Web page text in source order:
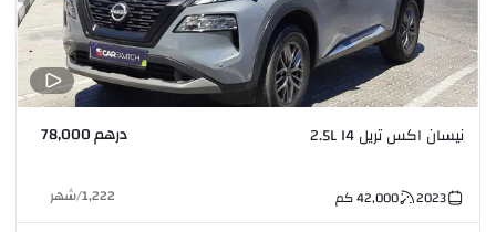
نيسان اكس تريل 2.5L I4 درهم 78,000
2023
42,000كم 1,222
/شهر